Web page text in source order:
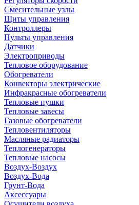
Смесительные узлы
Щиты управления
Контроллеры
Пульты управления
Датчики
Электроприводы
Тепловое оборудование
Обогреватели
Конвекторы электрические
Инфракрасные обогреватели
Тепловые пушки
Тепловые завесы
Газовые обогреватели
Тепловентиляторы
Масляные радиаторы
Теплогенераторы
Тепловые насосы
Воздух-Воздух
Воздух-Вода
Грунт-Вода
Аксессуары